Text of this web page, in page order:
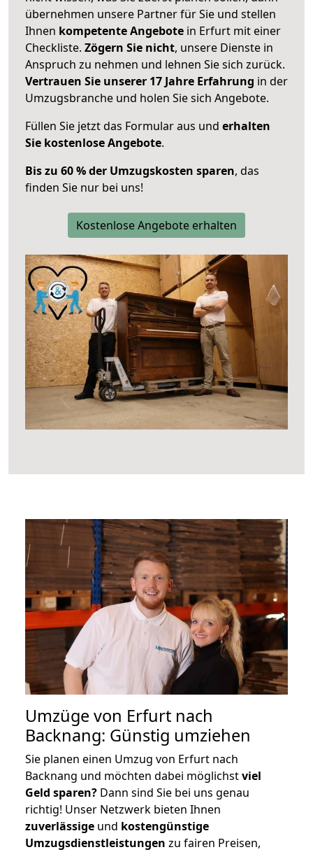
übernehmen unsere Partner für Sie und stellen
Ihnen kompetente Angebote in Erfurt mit einer
Checkliste. Zögern Sie nicht, unsere Dienste in
Anspruch zu nehmen und lehnen Sie sich zurück.
Vertrauen Sie unserer 17 Jahre Erfahrung in der
Umzugsbranche und holen Sie sich Angebote.
Füllen Sie jetzt das Formular aus und erhalten
Sie kostenlose Angebote.
Bis zu 60 % der Umzugskosten sparen, das
finden Sie nur bei uns!
Kostenlose Angebote erhalten
Umzüge von Erfurt nach
Backnang: Günstig umziehen
Sie planen einen Umzug von Erfurt nach
Backnang und möchten dabei möglichstviel
Geld sparen? Dann sind Sie bei uns genau
richtig! Unser Netzwerk bieten Ihnen
zuverlässige und kostengünstige
Umzugsdienstleistungen zu fairen Preisen,